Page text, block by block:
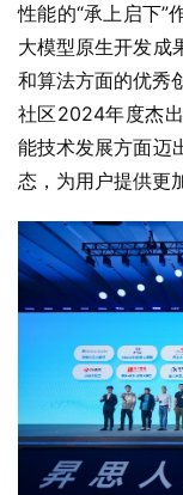
性能的“承上启下”
大模型原生开发成
和算法方面的优秀
社区2024年度杰
能技术发展方面迈
态，为用户提供更